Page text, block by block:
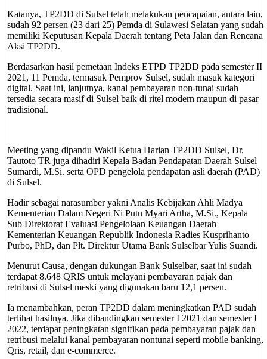
Katanya, TP2DD di Sulsel telah melakukan pencapaian, antara lain,
sudah 92 persen (23 dari 25) Pemda di Sulawesi Selatan yang sudah
memiliki Keputusan Kepala Daerah tentang Peta Jalan dan Rencana
Aksi TP2DD.
Berdasarkan hasil pemetaan Indeks ETPD TP2DD pada semester II
2021, 11 Pemda, termasuk Pemprov Sulsel, sudah masuk kategori
digital. Saat ini, lanjutnya, kanal pembayaran non-tunai sudah
tersedia secara masif di Sulsel baik di ritel modern maupun di pasar
tradisional.
Meeting yang dipandu Wakil Ketua Harian TP2DD Sulsel, Dr.
Tautoto TR juga dihadiri Kepala Badan Pendapatan Daerah Sulsel
Sumardi, M.Si. serta OPD pengelola pendapatan asli daerah (PAD)
di Sulsel.
Hadir sebagai narasumber yakni Analis Kebijakan Ahli Madya
Kementerian Dalam Negeri Ni Putu Myari Artha, M.Si., Kepala
Sub Direktorat Evaluasi Pengelolaan Keuangan Daerah
Kementerian Keuangan Republik Indonesia Radies Kusprihanto
Purbo, PhD, dan Plt. Direktur Utama Bank Sulselbar Yulis Suandi.
Menurut Causa, dengan dukungan Bank Sulselbar, saat ini sudah
terdapat 8.648 QRIS untuk melayani pembayaran pajak dan
retribusi di Sulsel meski yang digunakan baru 12,1 persen.
Ia menambahkan, peran TP2DD dalam meningkatkan PAD sudah
terlihat hasilnya. Jika dibandingkan semester I 2021 dan semester I
2022, terdapat peningkatan signifikan pada pembayaran pajak dan
retribusi melalui kanal pembayaran nontunai seperti mobile banking,
Qris, retail, dan e-commerce.